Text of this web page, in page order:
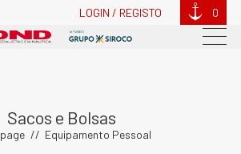
LOGIN / REGISTO 0
Sacos e Bolsas
Equipamento Pessoal